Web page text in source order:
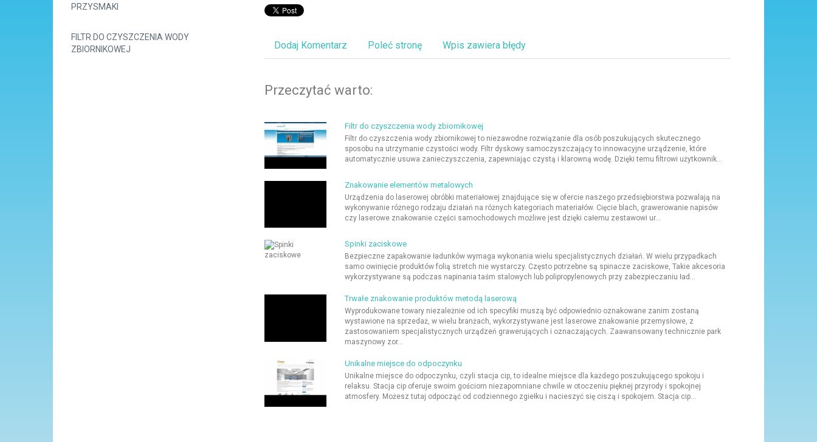
PRZYSMAKI
FILTR DO CZYSZCZENIA WODY
ZBIORNIKOWEJ
Dodaj Komentarz Poleć stronę Wpis zawiera błędy
Przeczytać warto:
Filtr do czyszczenia wody zbiornikowej
Filtr do czyszczenia wody zbiornikowej to niezawodne rozwiązanie dla osób poszukujących skutecznego
sposobu na utrzymanie czystości wody. Filtr dyskowy samoczyszczający to innowacyjne urządzenie, które
automatycznie usuwa zanieczyszczenia, zapewniając czystą i klarowną wodę. Dzięki temu filtrowi użytkownik...
Znakowanie elementów metalowych
Urządzenia do laserowej obróbki materiałowej znajdujące się w ofercie naszego przedsiębiorstwa pozwalają na
wykonywanie różnego rodzaju działań na różnych kategoriach materiałów. Cięcie blach, grawerowanie napisów
czy laserowe znakowanie części samochodowych możliwe jest dzięki całemu zestawowi ur...
Spinki zaciskowe
Bezpieczne zapakowanie ładunków wymaga wykonania wielu specjalistycznych działań. W wielu przypadkach
samo owinięcie produktów folią stretch nie wystarczy. Często potrzebne są spinacze zaciskowe, Takie akcesoria
wykorzystywane są podczas napinania taśm stalowych lub polipropylenowych przy zabezpieczaniu ład...
Trwałe znakowanie produktów metodą laserową
Wyprodukowane towary niezależnie od ich specyfiki muszą być odpowiednio oznakowane zanim zostaną
wystawione na sprzedaż, w wielu branżach, wykorzystywane jest laserowe znakowanie przemysłowe, z
zastosowaniem specjalistycznych urządzeń grawerujących i oznaczających. Zaawansowany technicznie park
maszynowy zor...
Unikalne miejsce do odpoczynku
Unikalne miejsce do odpoczynku, czyli stacja cip, to idealne miejsce dla każdego poszukującego spokoju i
relaksu. Stacja cip oferuje swoim gościom niezapomniane chwile w otoczeniu pięknej przyrody i spokojnej
atmosfery. Możesz tutaj odpocząć od codziennego zgiełku i nacieszyć się ciszą i spokojem. Stacja cip...